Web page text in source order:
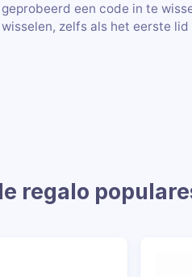
geprobeerd een code in te
wisselen, zelfs als het eerste
regalo